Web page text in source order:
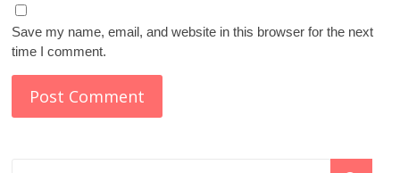
Save my name, email, and website in this browser for the next
time I comment.